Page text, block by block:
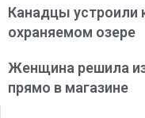
Канадцы устроили
охраняемом озере
Женщина решила
прямо в магазине